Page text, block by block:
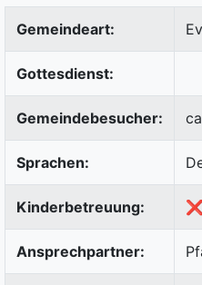
Gemeindeart:
Gottesdienst:
Gemeindebesucher:
Sprachen:
Kinderbetreuung:
Ansprechpartner: